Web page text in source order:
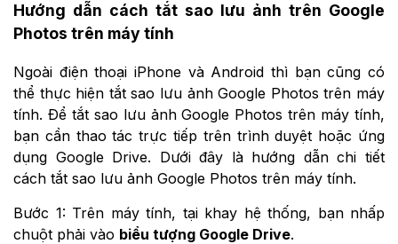
Hướng dẫn cách tắt sao lưu ảnh trên Google
Photos trên máy tính
Ngoài điện thoại iPhone và Android thì bạn cũng có
thể thực hiện tắt sao lưu ảnh Google Photos trên máy
tính. Để tắt sao lưu ảnh Google Photos trên máy tính,
bạn cần thao tác trực tiếp trên trình duyệt hoặc ứng
dụng Google Drive. Dưới đây là hướng dẫn chi tiết
cách tắt sao lưu ảnh Google Photos trên máy tính.
Bước 1: Trên máy tính, tại khay hệ thống, bạn nhấp
chuột phải vào biểu tượng Google Drive.